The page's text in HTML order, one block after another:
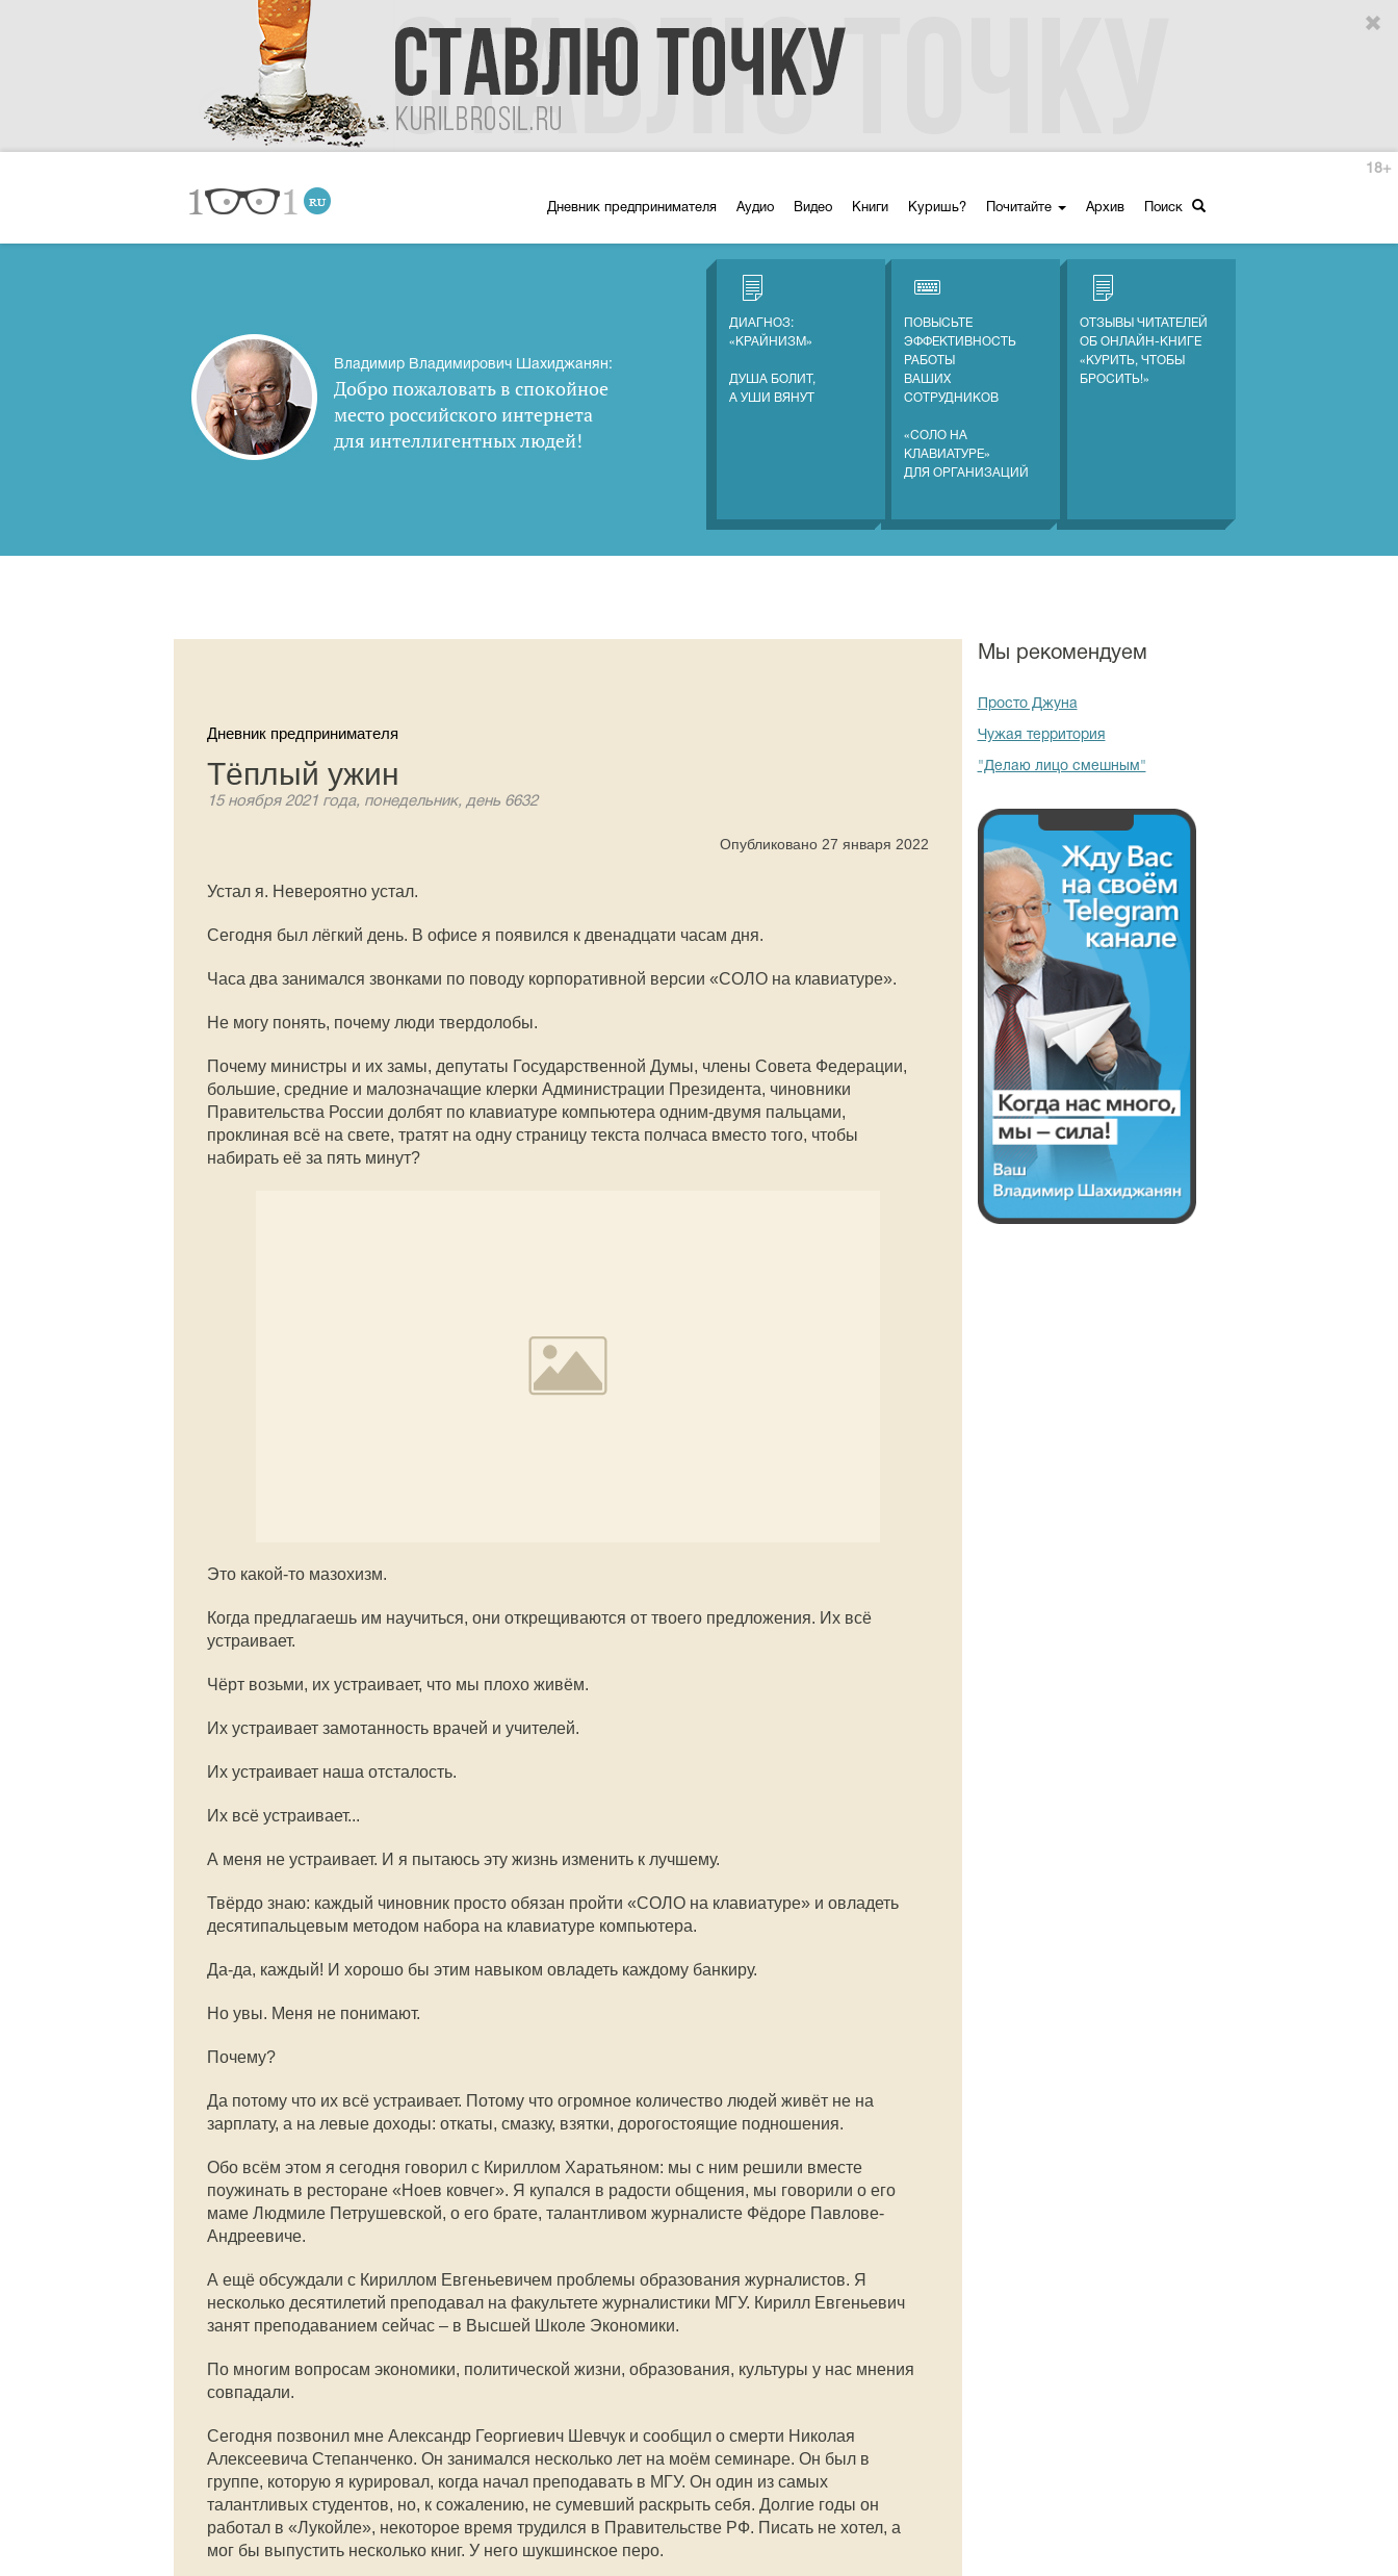
Дневник предпринимателя Аудио Видео Книги Куришь? Почитайте Архив Поиск
18+
Владимир Владимирович Шахиджанян:
Добро пожаловать в спокойное
место российского интернета
для интеллигентных людей!
ДИАГНОЗ:
«КРАЙНИЗМ»
ДУША БОЛИТ,
А УШИ ВЯНУТ
ПОВЫСЬТЕ
ЭФФЕКТИВНОСТЬ
РАБОТЫ
ВАШИХ
СОТРУДНИКОВ
«СОЛО НА
КЛАВИАТУРЕ»
ДЛЯ ОРГАНИЗАЦИЙ
ОТЗЫВЫ ЧИТАТЕЛЕЙ
ОБ ОНЛАЙН-КНИГЕ
«КУРИТЬ, ЧТОБЫ
БРОСИТЬ!»
Дневник предпринимателя
Тёплый ужин
15 ноября 2021 года, понедельник, день 6632
Опубликовано 27 января 2022
Устал я. Невероятно устал.
Сегодня был лёгкий день. В офисе я появился к двенадцати часам дня.
Часа два занимался звонками по поводу корпоративной версии «СОЛО на клавиатуре».
Не могу понять, почему люди твердолобы.
Почему министры и их замы, депутаты Государственной Думы, члены Совета Федерации,
большие, средние и малозначащие клерки Администрации Президента, чиновники
Правительства России долбят по клавиатуре компьютера одним-двумя пальцами,
проклиная всё на свете, тратят на одну страницу текста полчаса вместо того, чтобы
набирать её за пять минут?
Это какой-то мазохизм.
Когда предлагаешь им научиться, они открещиваются от твоего предложения. Их всё
устраивает.
Чёрт возьми, их устраивает, что мы плохо живём.
Их устраивает замотанность врачей и учителей.
Их устраивает наша отсталость.
Их всё устраивает...
А меня не устраивает. И я пытаюсь эту жизнь изменить к лучшему.
Твёрдо знаю: каждый чиновник просто обязан пройти «СОЛО на клавиатуре» и овладеть
десятипальцевым методом набора на клавиатуре компьютера.
Да-да, каждый! И хорошо бы этим навыком овладеть каждому банкиру.
Но увы. Меня не понимают.
Почему?
Да потому что их всё устраивает. Потому что огромное количество людей живёт не на
зарплату, а на левые доходы: откаты, смазку, взятки, дорогостоящие подношения.
Обо всём этом я сегодня говорил с Кириллом Харатьяном: мы с ним решили вместе
поужинать в ресторане «Ноев ковчег». Я купался в радости общения, мы говорили о его
маме Людмиле Петрушевской, о его брате, талантливом журналисте Фёдоре Павлове-
Андреевиче.
А ещё обсуждали с Кириллом Евгеньевичем проблемы образования журналистов. Я
несколько десятилетий преподавал на факультете журналистики МГУ. Кирилл Евгеньевич
занят преподаванием сейчас – в Высшей Школе Экономики.
По многим вопросам экономики, политической жизни, образования, культуры у нас мнения
совпадали.
Сегодня позвонил мне Александр Георгиевич Шевчук и сообщил о смерти Николая
Алексеевича Степанченко. Он занимался несколько лет на моём семинаре. Он был в
группе, которую я курировал, когда начал преподавать в МГУ. Он один из самых
талантливых студентов, но, к сожалению, не сумевший раскрыть себя. Долгие годы он
работал в «Лукойле», некоторое время трудился в Правительстве РФ. Писать не хотел, а
мог бы выпустить несколько книг. У него шукшинское перо.
Мы рекомендуем
Просто Джуна
Чужая территория
"Делаю лицо смешным"